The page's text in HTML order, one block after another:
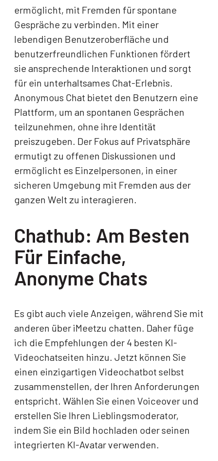
ermöglicht, mit Fremden für spontane
Gespräche zu verbinden. Mit einer
lebendigen Benutzeroberfläche und
benutzerfreundlichen Funktionen fördert
sie ansprechende Interaktionen und sorgt
für ein unterhaltsames Chat-Erlebnis.
Anonymous Chat bietet den Benutzern eine
Plattform, um an spontanen Gesprächen
teilzunehmen, ohne ihre Identität
preiszugeben. Der Fokus auf Privatsphäre
ermutigt zu offenen Diskussionen und
ermöglicht es Einzelpersonen, in einer
sicheren Umgebung mit Fremden aus der
ganzen Welt zu interagieren.
Chathub: Am Besten
Für Einfache,
Anonyme Chats
Es gibt auch viele Anzeigen, während Sie mit
anderen über iMeetzu chatten. Daher füge
ich die Empfehlungen der 4 besten KI-
Videochatseiten hinzu. Jetzt können Sie
einen einzigartigen Videochatbot selbst
zusammenstellen, der Ihren Anforderungen
entspricht. Wählen Sie einen Voiceover und
erstellen Sie Ihren Lieblingsmoderator,
indem Sie ein Bild hochladen oder seinen
integrierten KI-Avatar verwenden.